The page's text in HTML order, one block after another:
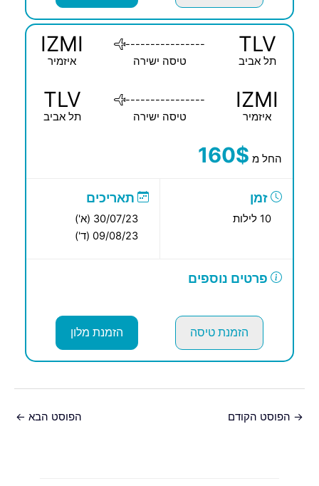
TLV
תל אביב
----------------
טיסה ישירה
IZMI
איזמיר
IZMI
איזמיר
----------------
טיסה ישירה
TLV
תל אביב
החל מ 160$
זמן
10 לילות
תאריכים
30/07/23 (א')
09/08/23 (ד')
פרטים נוספים
הזמנת טיסה הזמנת מלון
→ הפוסט הקודם הפוסט הבא ←